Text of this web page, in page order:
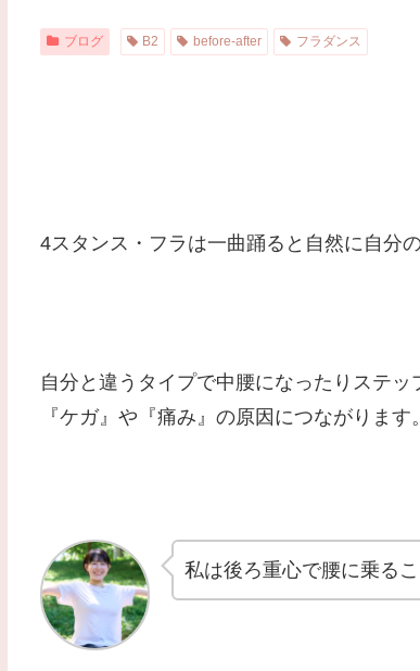
ブログ B2 before-after フラダンス
4スタンス・フラは一曲踊ると自然に自分
自分と違うタイプで中腰になったりステッ
『ケガ』や『痛み』の原因につながります。
私は後ろ重心で腰に乗る